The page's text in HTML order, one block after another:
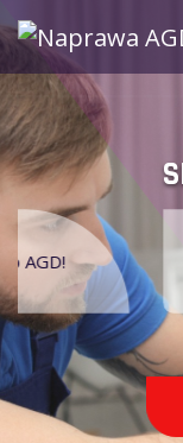
SERWIS
Nie
KONTAKT ☎️